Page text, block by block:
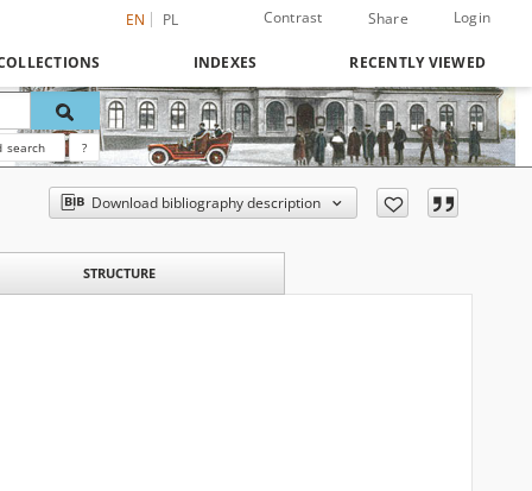
EN PL Contrast Share Login
INDEXES RECENTLY VIEWED
search ?
Download bibliography description
STRUCTURE